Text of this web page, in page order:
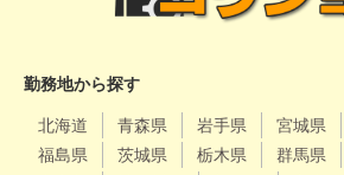
勤務地から探す
北海道 青森県 岩手県 宮城県
福島県
茨城県 栃木県 群馬県